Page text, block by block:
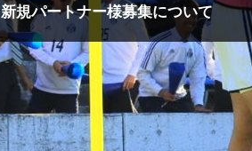
新規パートナー様募集について